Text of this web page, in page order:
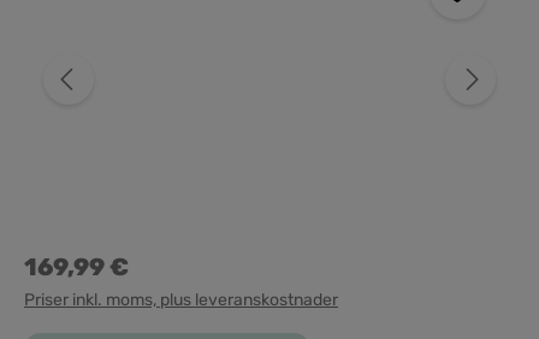
169,99 €
Priser inkl. moms, plus leveranskostnader